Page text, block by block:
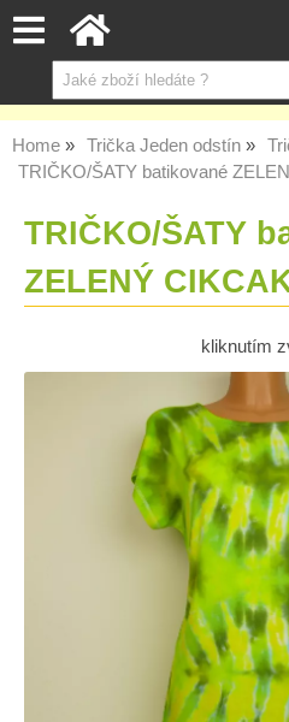
Home Trička Jeden odstín
TRIČKO/ŠATY batikované
TRIČKO/ŠATY
ZELENÝ
kliknutím